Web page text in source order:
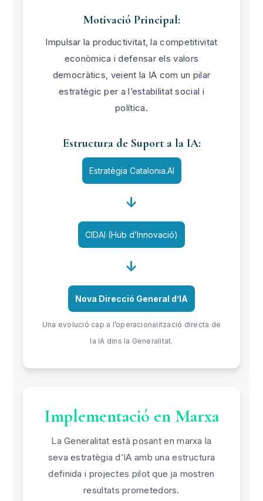
Motivació Principal:
Impulsar la productivitat, la competitivitat
econòmica i defensar els valors
democràtics, veient la IA com un pilar
estratègic per a l’estabilitat social i
política.
Estructura de Suport a la IA:
Estratègia Catalonia.AI
↓
CIDAI (Hub d’Innovació)
↓
Nova Direcció General d’IA
Una evolució cap a l’operacionalització directa de
la IA dins la Generalitat.
Implementació en Marxa
La Generalitat està posant en marxa la
seva estratègia d’IA amb una estructura
definida i projectes pilot que ja mostren
resultats prometedors.